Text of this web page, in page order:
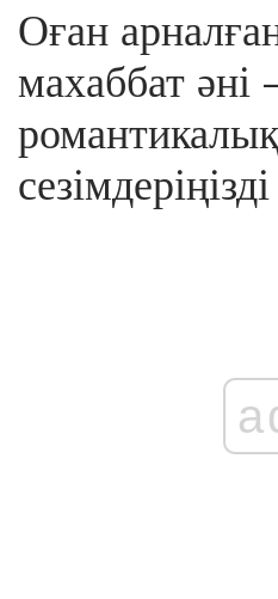
Оған
махаббат әні -
романтикалық